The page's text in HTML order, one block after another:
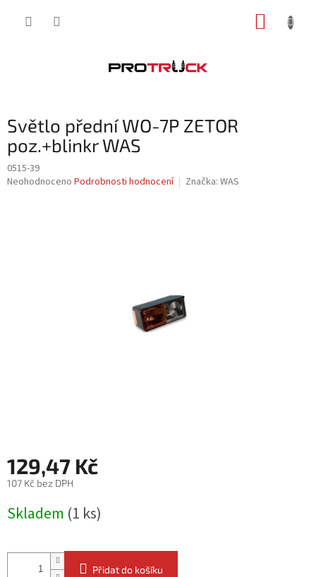
Světlo přední WO-7P ZETOR
poz.+blinkr WAS
0515-39
Průměrné
Neohodnoceno Podrobnosti hodnocení Značka: WAS
129,47 Kč
107 Kč bez DPH
cena:
Skladem (1 ks)
Přidat do košíku